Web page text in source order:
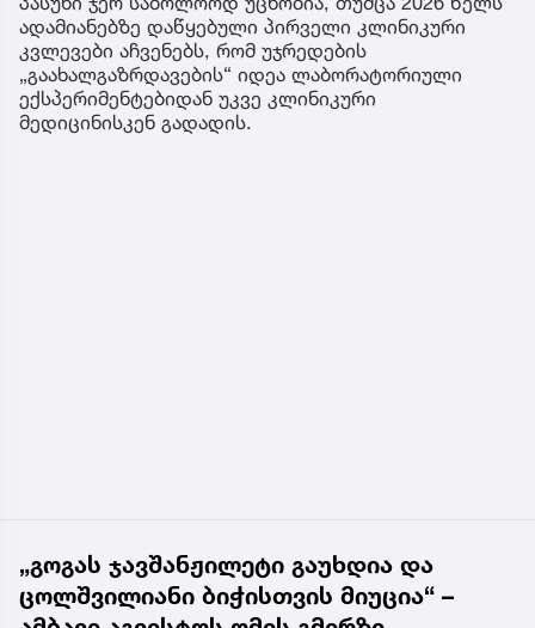
ადამიანებზე დაწყებული პირველი კლინიკური
კვლევები აჩვენებს, რომ უჯრედების
„გაახალგაზრდავების“ იდეა ლაბორატორიული
ექსპერიმენტებიდან უკვე კლინიკური
მედიცინისკენ გადადის.
„გოგას ჯავშანჟილეტი გაუხდია და
ცოლშვილიანი ბიჭისთვის მიუცია“ –